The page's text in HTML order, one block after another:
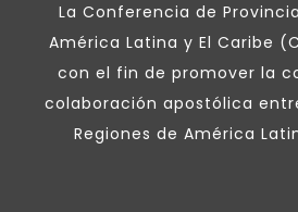
La Conferencia de
América Latina y El Caribe
con el fin de promover la
colaboración apostólica
Regiones de América